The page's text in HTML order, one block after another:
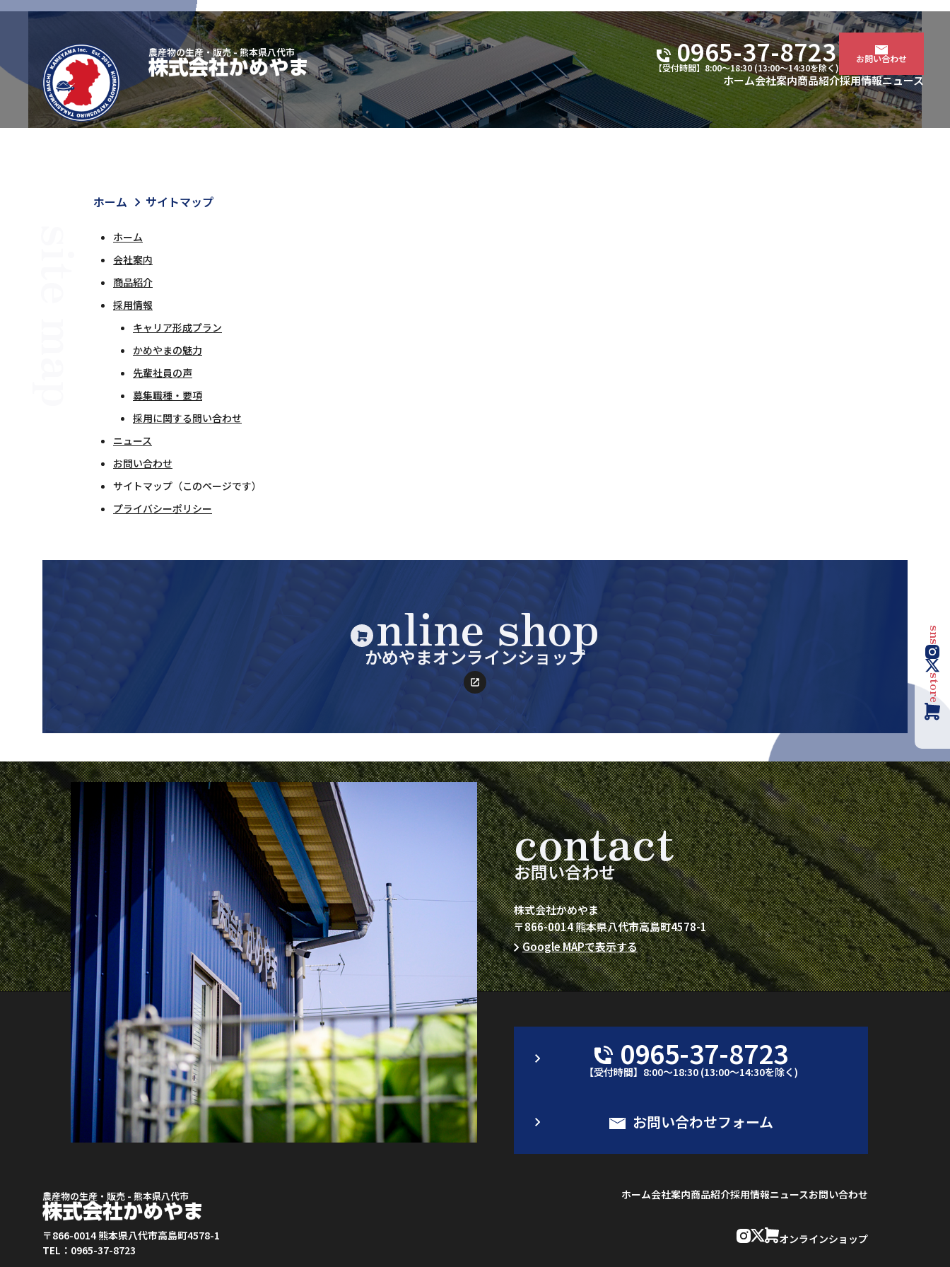
農産物の生産・販売 - 熊本県八代市
ホーム会社案内商品紹介採用情報ニュース
0965-37-8723
【受付時間】8:00～18:30 (13:00～14:30を除く)
お問い合わせ
sns
store
ホーム サイトマップ
ホーム
会社案内
商品紹介
採用情報
キャリア形成プラン
かめやまの魅力
先輩社員の声
募集職種・要項
採用に関する問い合わせ
ニュース
お問い合わせ
サイトマップ（このページです）
プライバシーポリシー
nline shop
かめやまオンラインショ ップ
contact
お問い合わせ
株式会社かめやま
〒866-0014 熊本県八代市高島町4578-1
Google MAPで表示する
0965-37-8723
【受付時間】 8:00～18:30 (13:00～14:30を除く)
お問い合わせフォーム
農産物の生産・販売 - 熊本県八代市
〒866-0014 熊本県八代市高島町4578-1
TEL：0965-37-8723
ホーム会社案内商品紹介採用情報ニュースお問い合わせ